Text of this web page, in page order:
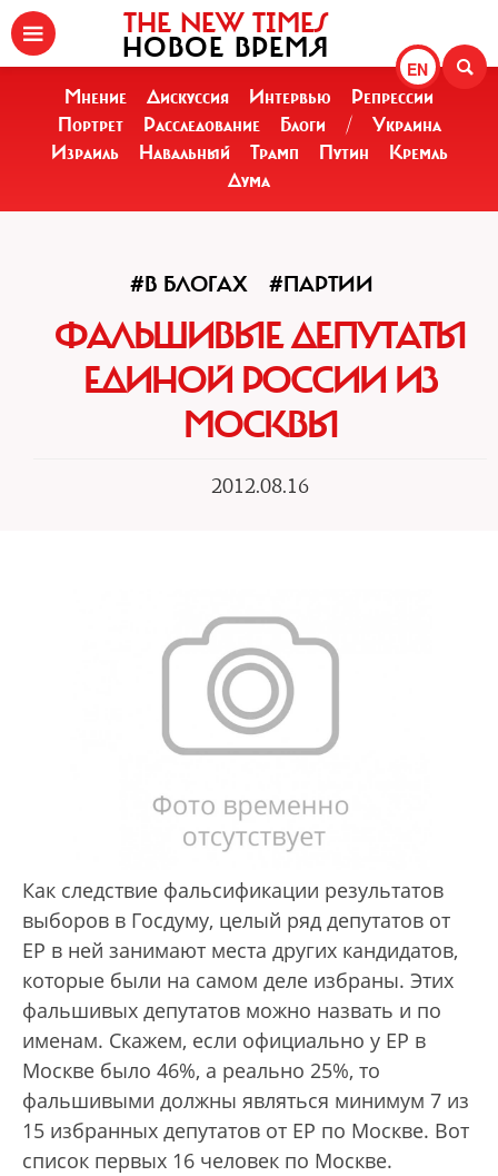
EN
THE NEW TIMES
НОВОЕ ВРЕМЯ
Мнение Дискуссия Интервью
Репрессии
Портрет
Расследование Блоги /
Украина
Израиль
Навальный Трамп Путин
Кремль
Дума
#В БЛОГАХ #ПАРТИИ
ФАЛЬШИВЫЕ ДЕПУТАТЫ
ЕДИНОЙ РОССИИ ИЗ
МОСКВЫ
2012.08.16
Как следствие фальсификации результатов
выборов в Госдуму, целый ряд депутатов от
ЕР в ней занимают места других кандидатов,
которые были на самом деле избраны. Этих
фальшивых депутатов можно назвать и по
именам. Скажем, если официально у ЕР в
Москве было 46%, а реально 25%, то
фальшивыми должны являться минимум 7 из
15 избранных депутатов от ЕР по Москве. Вот
список первых 16 человек по Москве.